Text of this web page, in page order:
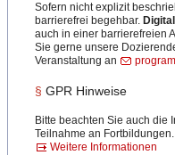
Sofern nicht explizit
barrierefrei begehbar.
auch in einer barrierefreien
Sie gerne unsere
Veranstaltung an
§ GPR Hinweise
Bitte beachten Sie auch die
Teilnahme an Fortbildungen.
Weitere Informationen